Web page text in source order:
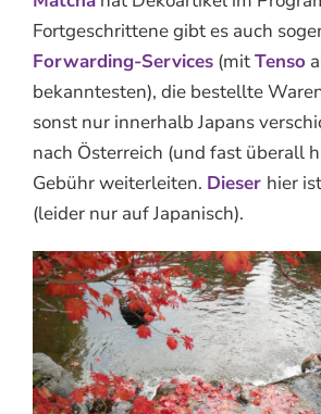
Fortgeschrittene gibt es auch
Forwarding-Services (mitTenso
bekanntesten), die bestellte
sonst nur innerhalb Japans
nach Österreich (und fast überall
Gebühr weiterleiten. Dieser hier
(leider nur auf Japanisch).